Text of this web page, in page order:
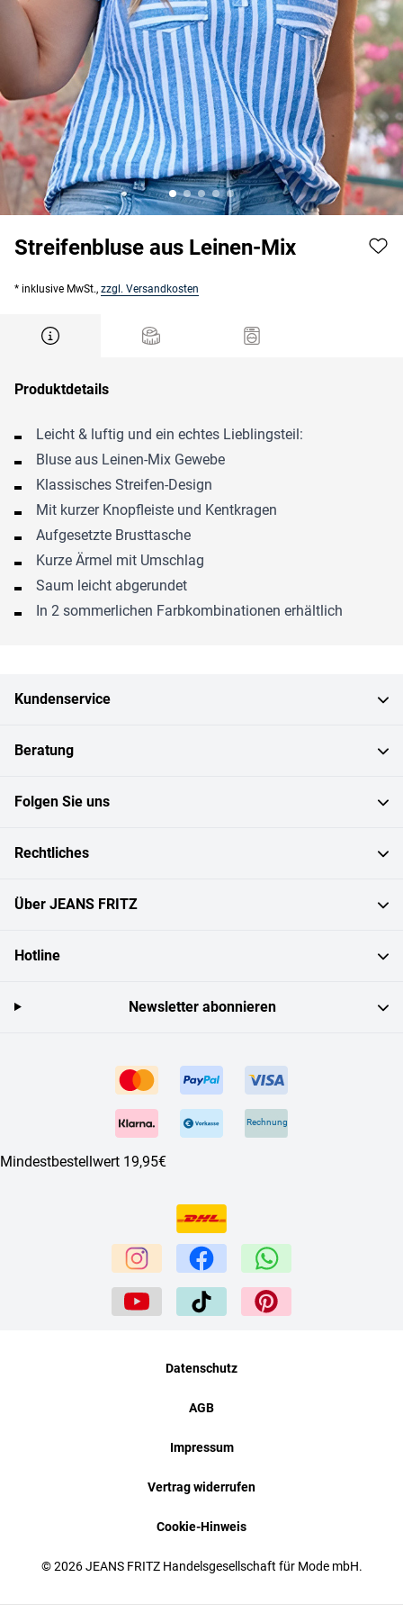
Streifenbluse aus Leinen-Mix
* inklusive MwSt., zzgl. Versandkosten
Produktdetails
Leicht & luftig und ein echtes Lieblingsteil:
Bluse aus Leinen-Mix Gewebe
Klassisches Streifen-Design
Mit kurzer Knopfleiste und Kentkragen
Aufgesetzte Brusttasche
Kurze Ärmel mit Umschlag
Saum leicht abgerundet
In 2 sommerlichen Farbkombinationen erhältlich
Kundenservice
Beratung
Folgen Sie uns
Rechtliches
Über JEANS FRITZ
Hotline
Rechnung
Mindestbestellwert 19,95€
Newsletter abonnieren
© 2026 JEANS FRITZ Handelsgesellschaft für Mode mbH.
Datenschutz
AGB
Impressum
Vertrag widerrufen
Cookie-Hinweis